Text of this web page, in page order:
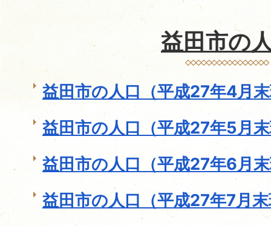
益田市の
益田市の人口（平成27年4月
益田市の人口（平成27年5月
益田市の人口（平成27年6月
益田市の人口（平成27年7月